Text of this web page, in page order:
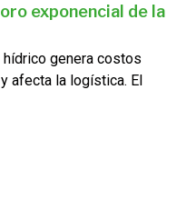
exponencial de la
genera costos
afecta la logística. El